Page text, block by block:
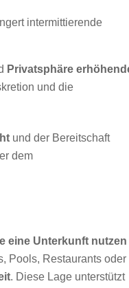
intermittierende
Privatsphäre
und die
und der Bereitschaft
dem
eine Unterkunft nutzen
Pools, Restaurants oder
. Diese Lage unterstützt